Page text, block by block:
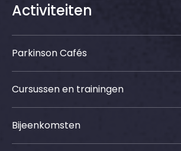
Activiteiten
Parkinson Cafés
Cursussen en trainingen
Bijeenkomsten